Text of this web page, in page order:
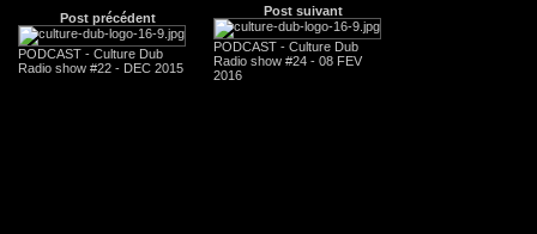
Post précédent
PODCAST - Culture Dub
Radio show #22 - DEC 2015
Post suivant
PODCAST - Culture Dub
Radio show #24 - 08 FEV
2016